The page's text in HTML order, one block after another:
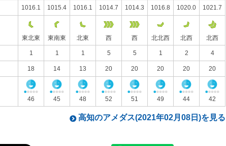
1016.1 1015.4 1016.1 1014.7 1014.3 1016.8 1020.0 1021.7
東北東 東南東 北東 西 西 北北西 北西 北西
1 1 1 5 5 1 2 4
18 14 13 20 20 20 20 20
46 45 48 52 51 49 44 42
高知のアメダス(2021年02月08日)を見る